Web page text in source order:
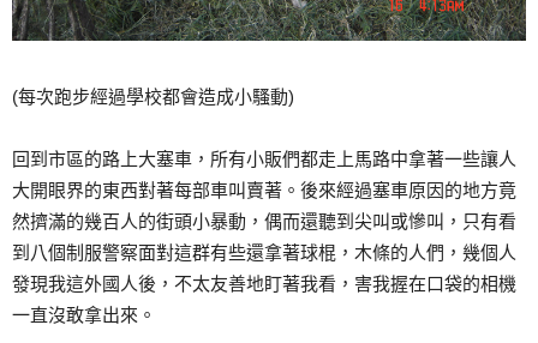
(每次跑步經過學校都會造成小騷動)
回到市區的路上大塞車，所有小販們都走上馬路中拿著一些讓人
大開眼界的東西對著每部車叫賣著。後來經過塞車原因的地方竟
然擠滿的幾百人的街頭小暴動，偶而還聽到尖叫或慘叫，只有看
到八個制服警察面對這群有些還拿著球棍，木條的人們，幾個人
發現我這外國人後，不太友善地盯著我看，害我握在口袋的相機
一直沒敢拿出來。